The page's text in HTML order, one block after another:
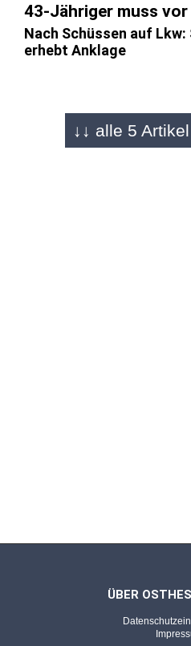
43-Jähriger muss
Nach Schüssen auf
erhebt Anklage
HAUNETAL -
SEK fasst ihn in
↓↓ alle 5
ÜBER